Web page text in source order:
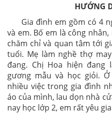
HƯỚNG
Gia đình em gồm có 4
và em. Bố em là công
chăm chỉ và quan tâm tới
tuổi. Mẹ làm nghề thợ
đang. Chị Hoa hiện
gương mẫu và học giỏi.
nhiều việc trong gia đình
áo của mình, lau dọn nhà
nay học lớp 2, em rất yêu